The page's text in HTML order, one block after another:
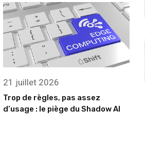
21 juillet 2026
Trop de règles, pas assez
d’usage : le piège du Shadow AI